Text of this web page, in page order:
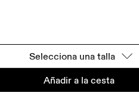
Selecciona una talla
Añadir a la cesta